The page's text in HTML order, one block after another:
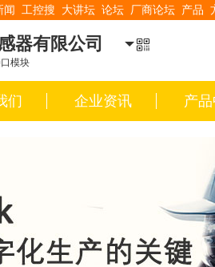
闻 工控搜 大讲坛 论坛 厂商论坛 产品
器有限公司
模块
们 企业资讯 产